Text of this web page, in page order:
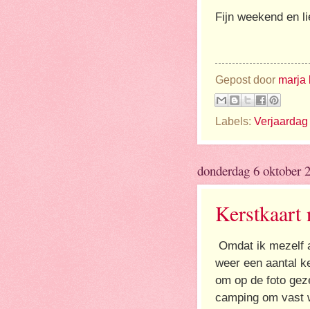
Fijn weekend en
Gepost door marja
Labels:
donderdag 6 oktober
Kerstkaart
Omdat ik mezelf
weer een aantal
om op de foto
camping om vast